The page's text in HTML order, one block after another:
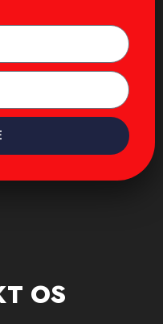
OS